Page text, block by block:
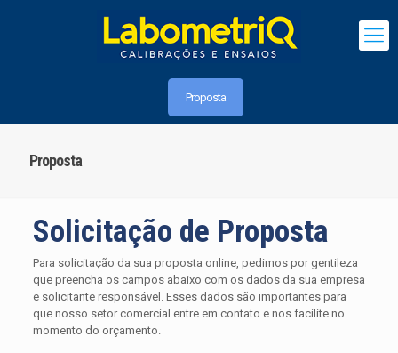
Proposta
Proposta
Solicitação de Proposta
Para solicitação da sua proposta online, pedimos por gentileza
que preencha os campos abaixo com os dados da sua empresa
e solicitante responsável. Esses dados são importantes para
que nosso setor comercial entre em contato e nos facilite no
momento do orçamento.